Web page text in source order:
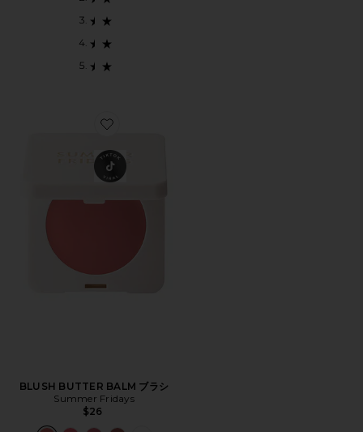
Favorite BLUSH BUTTER BALM ブラシ
BLUSH BUTTER BALM ブラシ
Summer Fridays
$26